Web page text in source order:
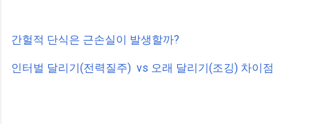
간헐적 단식은 근손실이 발생할까?
인터벌 달리기(전력질주) vs 오래 달리기(조깅) 차이점